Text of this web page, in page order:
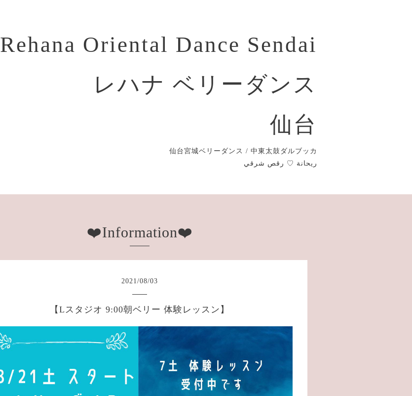
Rehana Oriental Dance Sendai
レハナ ベリーダンス
仙台
仙台宮城ベリーダンス / 中東太鼓ダルブッカ
❤️Information❤️
2021/08/03
【Lスタジオ 9:00朝ベリー 体験レッスン】